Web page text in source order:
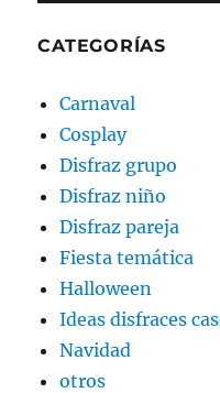
CATEGORÍAS
Carnaval
Cosplay
Disfraz grupo
Disfraz niño
Disfraz pareja
Fiesta temática
Halloween
Ideas disfraces
Navidad
otros